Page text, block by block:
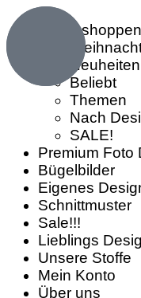
Stoffe shoppen
Neuheiten
Beliebt
Themen
Nach
SALE!
Premium Foto
Bügelbilder
Eigenes
Schnittmuster
Sale!!!
Lieblings
Unsere Stoffe
Mein Konto
Über uns